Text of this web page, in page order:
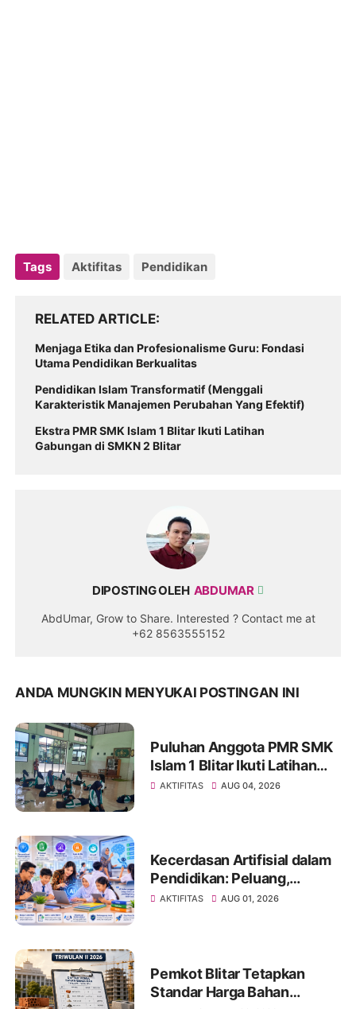
Tags Aktifitas Pendidikan
RELATED ARTICLE
Menjaga Etika dan Profesionalisme Guru: Fondasi
Utama Pendidikan Berkualitas
Pendidikan Islam Transformatif (Menggali
Karakteristik Manajemen Perubahan Yang Efektif)
Ekstra PMR SMK Islam 1 Blitar Ikuti Latihan
Gabungan di SMKN 2 Blitar
DIPOSTING OLEH ABDUMAR
AbdUmar, Grow to Share. Interested ? Contact me at
+62 8563555152
ANDA MUNGKIN MENYUKAI POSTINGAN INI
Puluhan Anggota PMR SMK
Islam 1 Blitar Ikuti Latihan
Pertolongan Pertama (PP)
AKTIFITAS AUG 04, 2026
Kecerdasan Artifisial dalam
Pendidikan: Peluang,
Tantangan, dan Strategi
AKTIFITAS AUG 01, 2026
Pemkot Blitar Tetapkan
Standar Harga Bahan